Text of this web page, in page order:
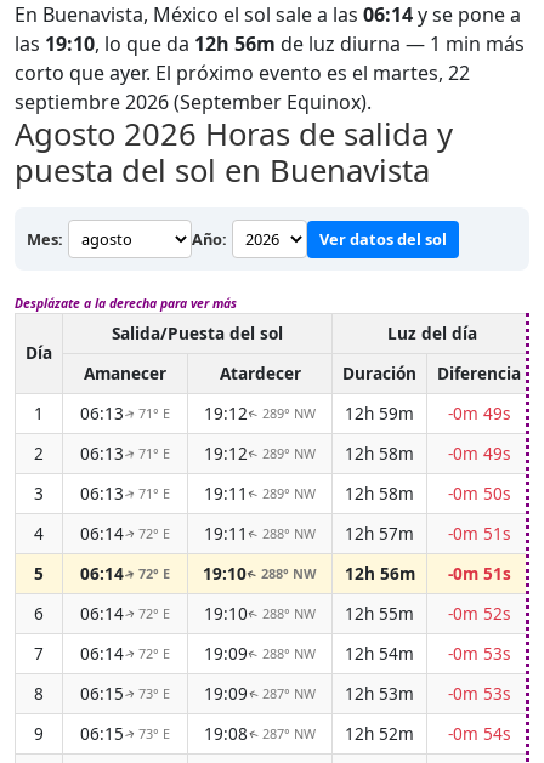
En Buenavista, México el sol sale a las 06:14y se pone a
las 19:10, lo que da 12h 56m de luz diurna — 1 min más
corto que ayer. El próximo evento es el martes, 22
septiembre 2026 (September Equinox).
Agosto 2026 Horas de salida y
puesta del sol en Buenavista
Mes: Año: Ver datos del sol
Desplázate a la derecha para ver más
Día
Salida/Puesta del sol Luz del día
Amanecer
Atardecer Duración
Diferencia
1
06:13↑71° E 19:12↑ 289° NW 12h 59m
-0m 49s
2
06:13↑71° E 19:12↑ 289° NW 12h 58m
-0m 49s
3
06:13↑71° E 19:11 ↑ 289° NW 12h 58m
-0m 50s
4
06:14↑72° E 19:11 ↑ 288° NW 12h 57m
-0m 51s
5
06:14↑72° E 19:10↑288° NW 12h 56m
-0m 51s
6
06:14↑72° E 19:10↑ 288° NW 12h 55m
-0m 52s
7
06:14↑72° E 19:09↑ 288° NW 12h 54m
-0m 53s
8
06:15↑73° E 19:09↑ 287° NW 12h 53m
-0m 53s
9
06:15↑73° E 19:08↑ 287° NW 12h 52m
-0m 54s